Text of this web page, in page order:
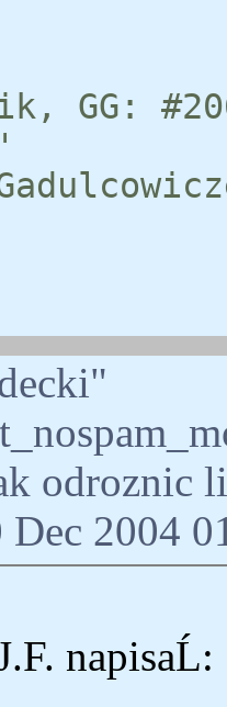
GG:
odroznic
2004
napisaĹ: